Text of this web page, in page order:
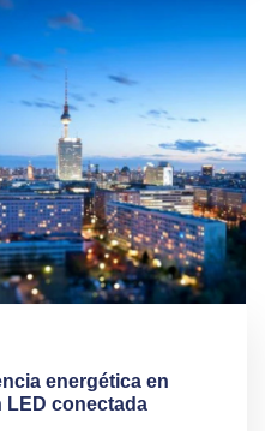
energética en
conectada